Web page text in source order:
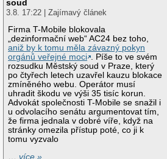
soud
3.8. 17:22 | Zajímavý článek
Firma T-Mobile blokovala
„dezinformační web“ AC24 bez toho,
aniž by k tomu měla závazný pokyn
orgánů veřejné moci . Píše to ve svém
rozsudku Městský soud v Praze, který
po čtyřech letech uzavřel kauzu blokace
zmíněného webu. Operátor musí
uhradit škodu ve výši 35 tisíc korun.
Advokát společnosti T-Mobile se snažil i
u odvolacího senátu argumentovat tím,
že firma jednala v dobré víře, když na
stránky omezila přístup poté, co ji k
tomu vyzvalo
…více »